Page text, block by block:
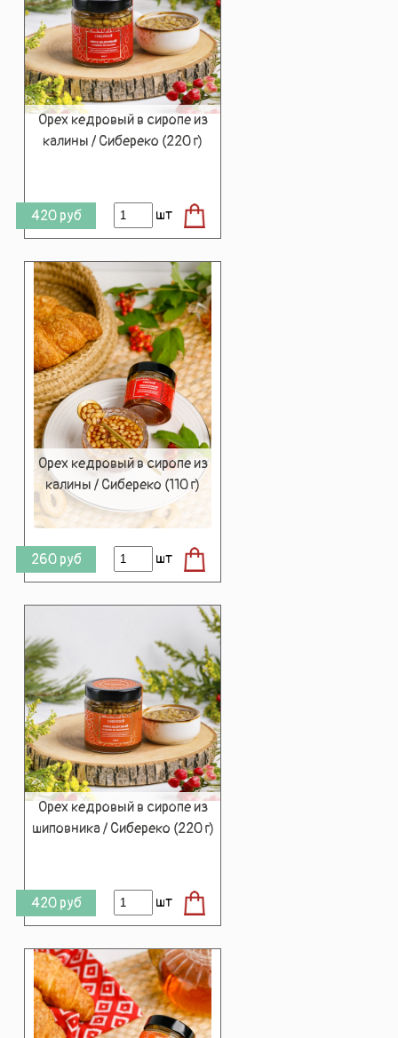
Орех кедровый в сиропе из
калины / Сибереко (220 г)
420 руб шт
Орех кедровый в сиропе из
калины / Сибереко (110 г)
260 руб шт
Орех кедровый в сиропе из
шиповника / Сибереко (220 г)
420 руб шт